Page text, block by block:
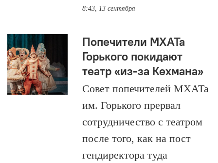
8:43, 13 сентября
Попечители МХАТа
Горького покидают
театр «из-за Кехмана»
Совет попечителей МХАТа
им. Горького прервал
сотрудничество с театром
после того, как на пост
гендиректора туда